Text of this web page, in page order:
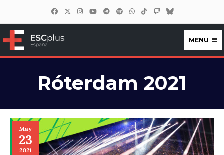
ESCplus España
MENU
Róterdam 2021
May
23
2021